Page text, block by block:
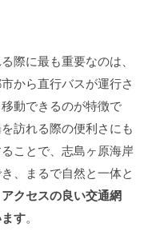
際に最も重要なのは、
から直行バスが運行さ
動できるのが特徴で
訪れる際の便利さにも
ことで、志島ヶ原海岸
、まるで自然と一体と
アクセスの良い交通網
す。